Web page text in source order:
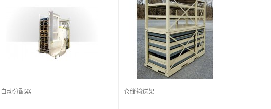
自动分配器 仓储输送架